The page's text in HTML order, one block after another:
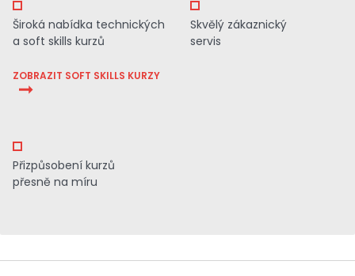
Široká nabídka technických
a soft skills kurzů
ZOBRAZIT SOFT SKILLS KURZY
Skvělý zákaznický
servis
Přizpůsobení kurzů
přesně na míru